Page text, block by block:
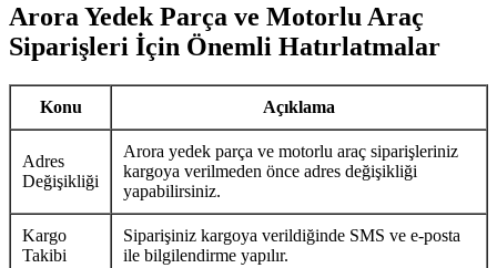
Arora Yedek Parça ve Motorlu Araç
Siparişleri İçin Önemli Hatırlatmalar
Konu Açıklama
Adres
Değişikliği
Arora yedek parça ve motorlu araç siparişleriniz
kargoya verilmeden önce adres değişikliği
yapabilirsiniz.
Kargo
Takibi
Siparişiniz kargoya verildiğinde SMS ve e-posta
ile bilgilendirme yapılır.